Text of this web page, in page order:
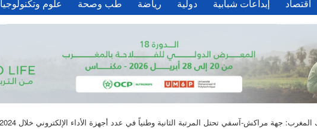
اقتصاد إبداعات شبابية دولية رياضة طب وصحة علوم وتكنولوجيا
المغرب: جهة مراكش-آسفي تحتل المرتبة الثانية وطنياً في عدد أجهزة الأداء الإلكتروني خلال 2024